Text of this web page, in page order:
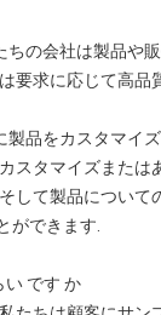
ちの会社は製品や
要求に応じて高
製品をカスタマイ
スタマイズまた
して製品につい
ができます.
い です か